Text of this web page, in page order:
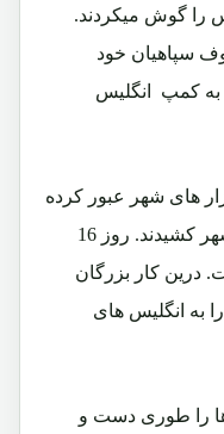
را گوش میکردند.
سپاهیان خود
به کمپ انگلیس
بازار های شهر عبور کرده
و قدرت نظامی خود را برخ اهالی شهر کشیدند. روز 16
درین کار بزرگان
به انگلیس های
ها را طوری دست و